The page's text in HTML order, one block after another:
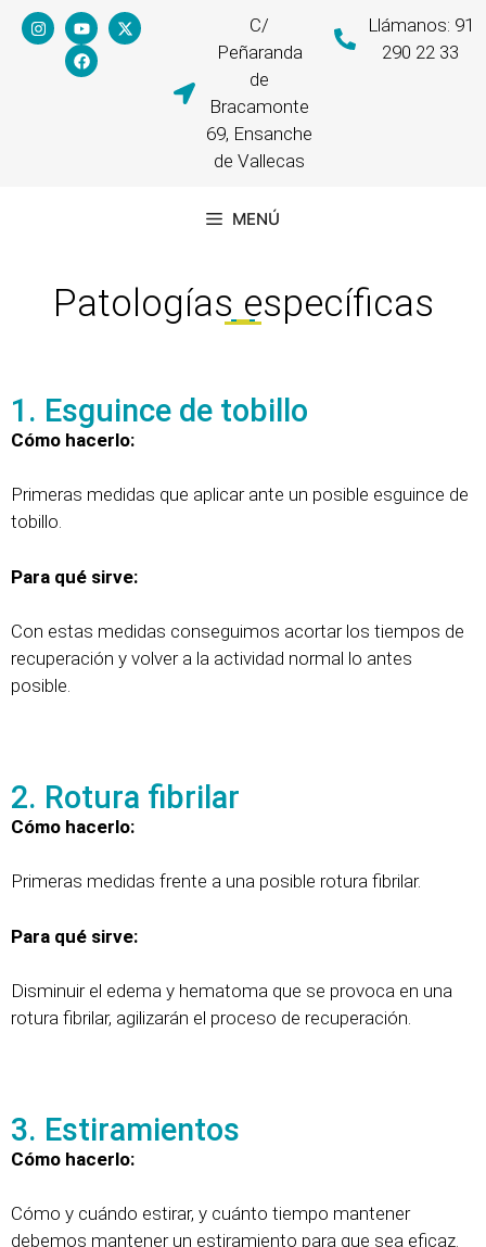
C/
Peñaranda
de
Bracamonte
69, Ensanche
de Vallecas
Llámanos: 91
290 22 33
MENÚ
Patologías específicas
1. Esguince de tobillo
Cómo hacerlo:
Primeras medidas que aplicar ante un posible esguince de
tobillo.
Para qué sirve:
Con estas medidas conseguimos acortar los tiempos de
recuperación y volver a la actividad normal lo antes
posible.
2. Rotura fibrilar
Cómo hacerlo:
Primeras medidas frente a una posible rotura fibrilar.
Para qué sirve:
Disminuir el edema y hematoma que se provoca en una
rotura fibrilar, agilizarán el proceso de recuperación.
3. Estiramientos
Cómo hacerlo:
Cómo y cuándo estirar, y cuánto tiempo mantener
debemos mantener un estiramiento para que sea eficaz.